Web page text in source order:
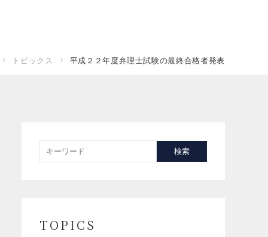
トピックス 平成２２年度弁理士試験の最終合格者発表
検索
TOPICS